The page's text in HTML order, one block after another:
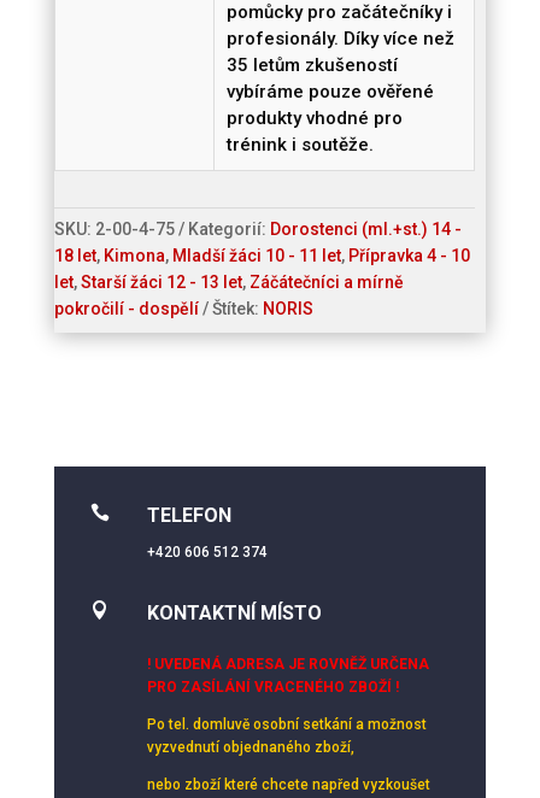
pomůcky pro začátečníky i
profesionály. Díky více než
35 letům zkušeností
vybíráme pouze ověřené
produkty vhodné pro
trénink i soutěže.
SKU: 2-00-4-75 Kategorií: Dorostenci (ml.+st.) 14 -
18 let, Kimona, Mladší žáci 10 - 11 let, Přípravka 4 - 10
let,Starší žáci 12 - 13 let, Záčátečníci a mírně
pokročilí - dospělí
Štítek: NORIS
 TELEFON
+420 606 512 374
 KONTAKTNÍ MÍSTO
! UVEDENÁ ADRESA JE ROVNĚŽ URČENA
PRO ZASÍLÁNÍ VRACENÉHO ZBOŽÍ !
Po tel. domluvě osobní setkání a možnost
vyzvednutí objednaného zboží,
nebo zboží které chcete napřed vyzkoušet